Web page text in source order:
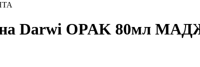
Darwi OPAK 80мл